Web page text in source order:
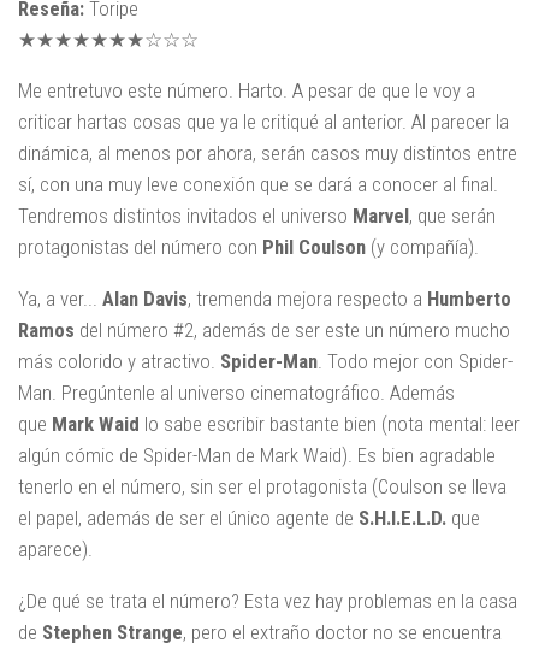
Reseña: Toripe
★★★★★★★☆☆☆
Me entretuvo este número. Harto. A pesar de que le voy a
criticar hartas cosas que ya le critiqué al anterior. Al parecer la
dinámica, al menos por ahora, serán casos muy distintos entre
sí, con una muy leve conexión que se dará a conocer al final.
Tendremos distintos invitados el universo Marvel, que serán
protagonistas del número con Phil Coulson (y compañía).
Ya, a ver... Alan Davis, tremenda mejora respecto a Humberto
Ramos del número #2, además de ser este un número mucho
más colorido y atractivo. Spider-Man. Todo mejor con Spider-
Man. Pregúntenle al universo cinematográfico. Además
que Mark Waid lo sabe escribir bastante bien (nota mental: leer
algún cómic de Spider-Man de Mark Waid). Es bien agradable
tenerlo en el número, sin ser el protagonista (Coulson se lleva
el papel, además de ser el único agente de S.H.I.E.L.D. que
aparece).
¿De qué se trata el número? Esta vez hay problemas en la casa
de Stephen Strange, pero el extraño doctor no se encuentra